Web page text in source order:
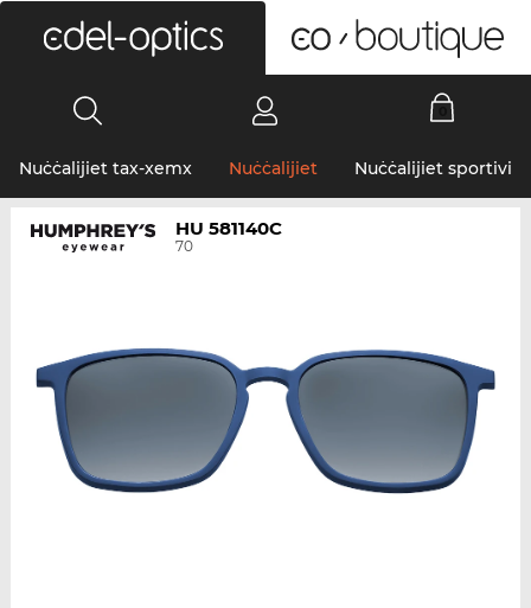
Nuċċalijiet tax-xemx Nuċċalijiet Nuċċalijiet sportivi
HU 581140C
70